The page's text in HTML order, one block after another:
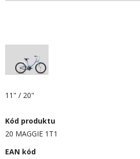
11" / 20"
Kód produktu
20 MAGGIE 1T1
EAN kód